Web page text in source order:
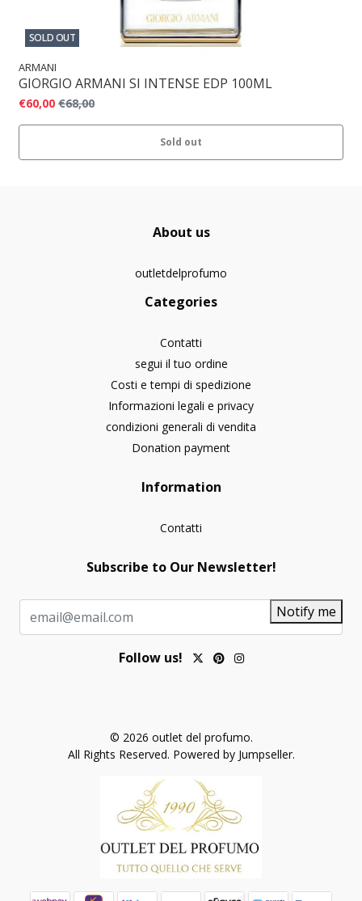
SOLD OUT
ARMANI
GIORGIO ARMANI SI INTENSE EDP 100ML
€60,00 €68,00
Sold out
About us
outletdelprofumo
Categories
Contatti
segui il tuo ordine
Costi e tempi di spedizione
Informazioni legali e privacy
condizioni generali di vendita
Donation payment
Information
Contatti
Subscribe to Our Newsletter!
Notify me
Follow us!
© 2026 outlet del profumo.
All Rights Reserved. Powered by Jumpseller.